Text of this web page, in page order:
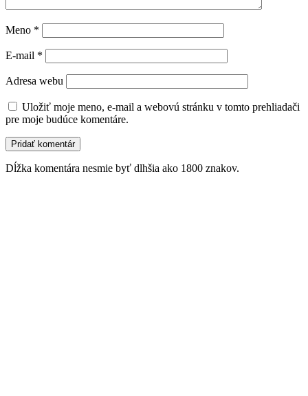
Meno *
E-mail *
Adresa webu
Uložiť moje meno, e-mail a webovú stránku v tomto prehliadači
pre moje budúce komentáre.
Dĺžka komentára nesmie byť dlhšia ako 1800 znakov.